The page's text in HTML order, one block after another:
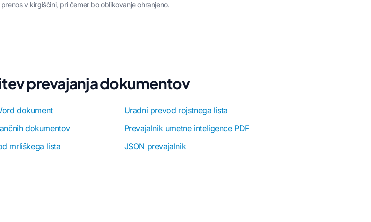
v kirgiščini, pri čemer bo oblikovanje ohranjeno.
prevajanja dokumentov
dokument
Uradni prevod rojstnega lista
dokumentov
Prevajalnik umetne inteligence PDF
mrliškega lista
JSON prevajalnik